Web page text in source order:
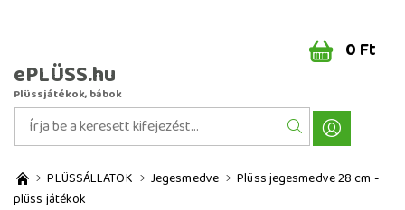
ePLÜSS.hu
Plüssjátékok, bábok
0 Ft
PLÜSSÁLLATOK Jegesmedve
Plüss jegesmedve 28 cm -
plüss játékok